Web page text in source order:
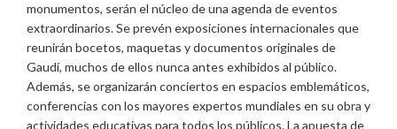
monumentos, serán el núcleo de una agenda de eventos
extraordinarios. Se prevén exposiciones internacionales que
reunirán bocetos, maquetas y documentos originales de
Gaudí, muchos de ellos nunca antes exhibidos al público.
Además, se organizarán conciertos en espacios emblemáticos,
conferencias con los mayores expertos mundiales en su obra y
actividades educativas para todos los públicos. La apuesta de